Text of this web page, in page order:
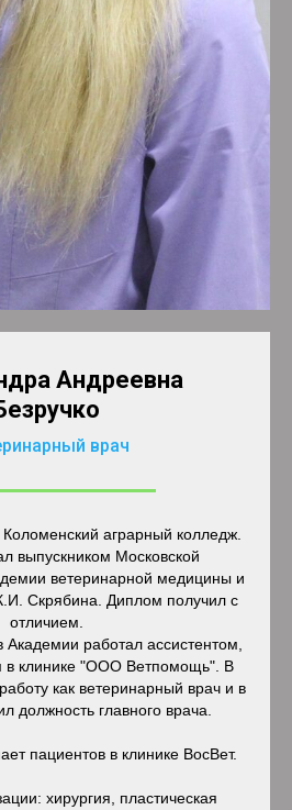
Андреевна
врач
аграрный колледж.
выпускником Московской
ветеринарной медицины и
Скрябина. Диплом получил с
отличием.
работал ассистентом,
в клинике "ООО Ветпомощь". В
как ветеринарный врач и в
должность главного врача.
пациентов в клинике ВосВет.
хирургия, пластическая